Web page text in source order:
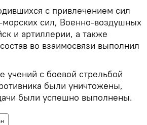
с привлечением сил
морских сил, Военно-воздушных
и артиллерии, а также
во взаимосвязи выполнил
учений с боевой стрельбой
были уничтожены,
были успешно выполнены.